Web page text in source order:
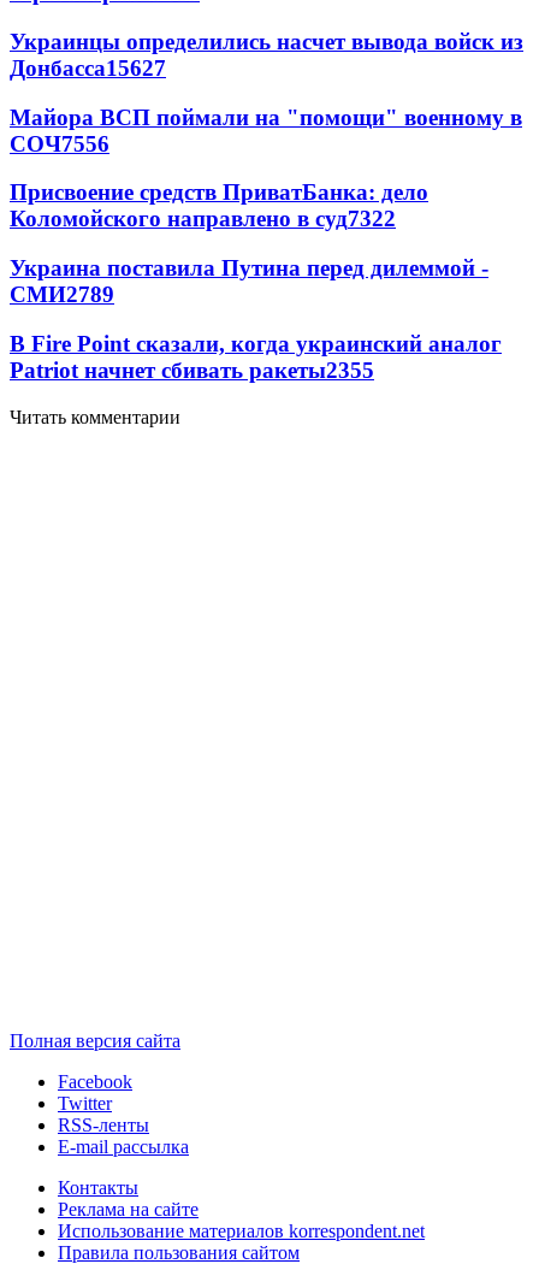
Украинцы определились насчет вывода войск из
Донбасса15627
Майора ВСП поймали на "помощи" военному в
СОЧ7556
Присвоение средств ПриватБанка: дело
Коломойского направлено в суд7322
Украина поставила Путина перед дилеммой -
СМИ2789
В Fire Point сказали, когда украинский аналог
Patriot начнет сбивать ракеты2355
Читать комментарии
Полная версия сайта
Facebook
Twitter
RSS-ленты
E-mail рассылка
Контакты
Реклама на сайте
Использование материалов korrespondent.net
Правила пользования сайтом